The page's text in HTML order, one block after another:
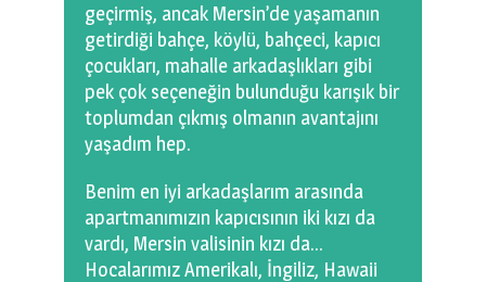
geçirmiş, ancak Mersin’de yaşamanın
getirdiği bahçe, köylü, bahçeci, kapıcı
çocukları, mahalle arkadaşlıkları gibi
pek çok seçeneğin bulunduğu karışık bir
toplumdan çıkmış olmanın avantajını
yaşadım hep.
Benim en iyi arkadaşlarım arasında
apartmanımızın kapıcısının iki kızı da
vardı, Mersin valisinin kızı da…
Hocalarımız Amerikalı, İngiliz, Hawaii